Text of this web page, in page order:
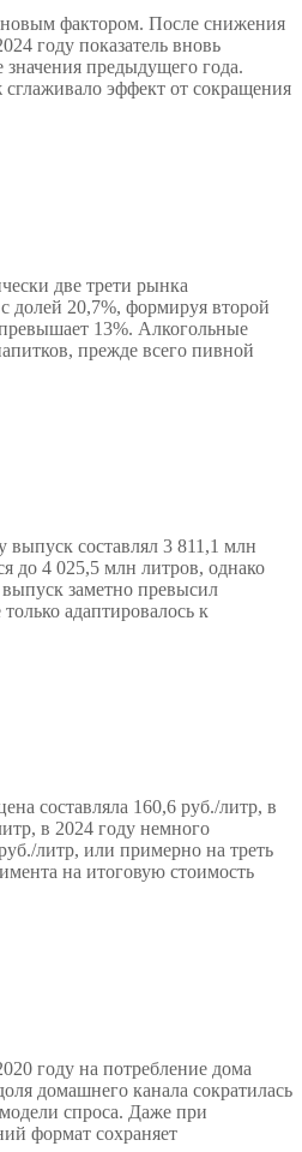
фактором. После снижения
году показатель вновь
предыдущего года.
сглаживало эффект от сокращения
две трети рынка
долей 20,7%, формируя второй
13%. Алкогольные
прежде всего пивной
выпуск составлял 3 811,1 млн
до 4 025,5 млн литров, однако
заметно превысил
адаптировалось к
составляла 160,6 руб./литр, в
в 2024 году немного
литр, или примерно на треть
на итоговую стоимость
году на потребление дома
домашнего канала сократилась
спроса. Даже при
формат сохраняет